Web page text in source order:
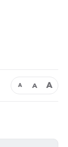
Α Α Α